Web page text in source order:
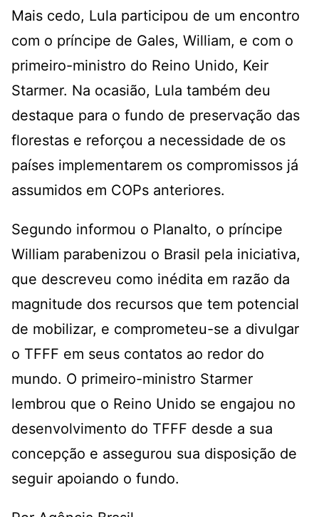
Mais cedo, Lula participou de um encontro
com o príncipe de Gales, William, e com o
primeiro-ministro do Reino Unido, Keir
Starmer. Na ocasião, Lula também deu
destaque para o fundo de preservação das
florestas e reforçou a necessidade de os
países implementarem os compromissos já
assumidos em COPs anteriores.
Segundo informou o Planalto, o príncipe
William parabenizou o Brasil pela iniciativa,
que descreveu como inédita em razão da
magnitude dos recursos que tem potencial
de mobilizar, e comprometeu-se a divulgar
o TFFF em seus contatos ao redor do
mundo. O primeiro-ministro Starmer
lembrou que o Reino Unido se engajou no
desenvolvimento do TFFF desde a sua
concepção e assegurou sua disposição de
seguir apoiando o fundo.